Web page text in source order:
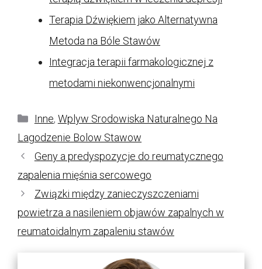
Terapia Dźwiękiem jako Alternatywna
Metoda na Bóle Stawów
Integracja terapii farmakologicznej z
metodami niekonwencjonalnymi
Kategorie
Inne, Wplyw Srodowiska Naturalnego Na
Lagodzenie Bolow Stawow
Geny a predyspozycje do reumatycznego
zapalenia mięśnia sercowego
Związki między zanieczyszczeniami
powietrza a nasileniem objawów zapalnych w
reumatoidalnym zapaleniu stawów